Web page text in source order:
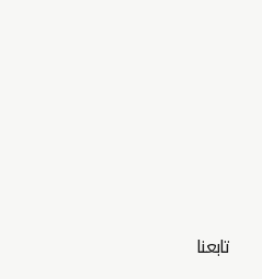
تابعنا